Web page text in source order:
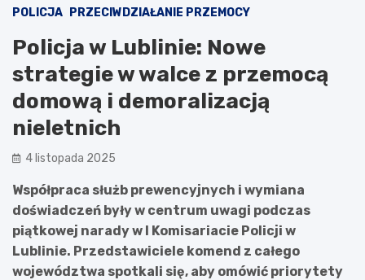
POLICJA PRZECIWDZIAŁANIE PRZEMOCY
Policja w Lublinie: Nowe
strategie w walce z przemocą
domową i demoralizacją
nieletnich
4 listopada 2025
Współpraca służb prewencyjnych i wymiana
doświadczeń były w centrum uwagi podczas
piątkowej narady w I Komisariacie Policji w
Lublinie. Przedstawiciele komend z całego
województwa spotkali się, aby omówić priorytety